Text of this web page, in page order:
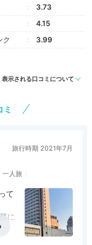
ティブフロアに
日本庭園付きや
部屋も
3.73
4.15
ク
3.99
表示される口コミについて
旅行時期 2021年7月
一人旅
て
に